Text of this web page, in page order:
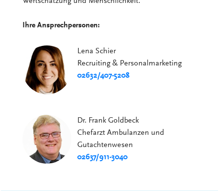
Ihre Ansprechpersonen:
Lena Schier
Recruiting & Personalmarketing
02632/407-5208
Dr. Frank Goldbeck
Chefarzt Ambulanzen und
Gutachtenwesen
02637/911-3040